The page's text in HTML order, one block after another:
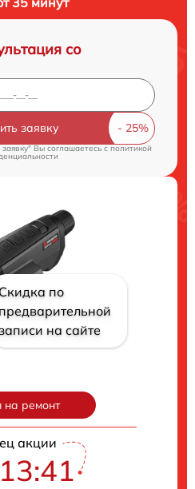
со
заявку
Вы соглашаетесь cполитикой
Скидка по
предварительной
на сайте
на ремонт
акции